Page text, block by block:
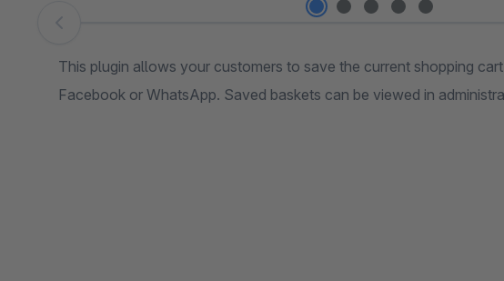
Skip image gallery
This plugin allows your customers to save the current shopping
Facebook or WhatsApp. Saved baskets can be viewed in